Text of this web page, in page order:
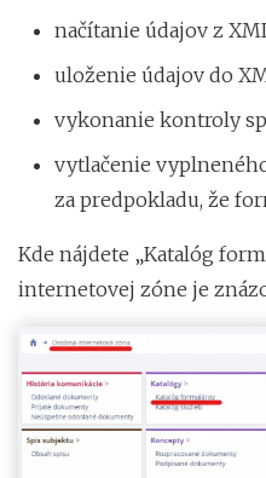
načítanie údajov z
uloženie údajov do
vykonanie kontroly
vytlačenie
za predpokladu, že
Kde nájdete „Katalóg
internetovej zóne je